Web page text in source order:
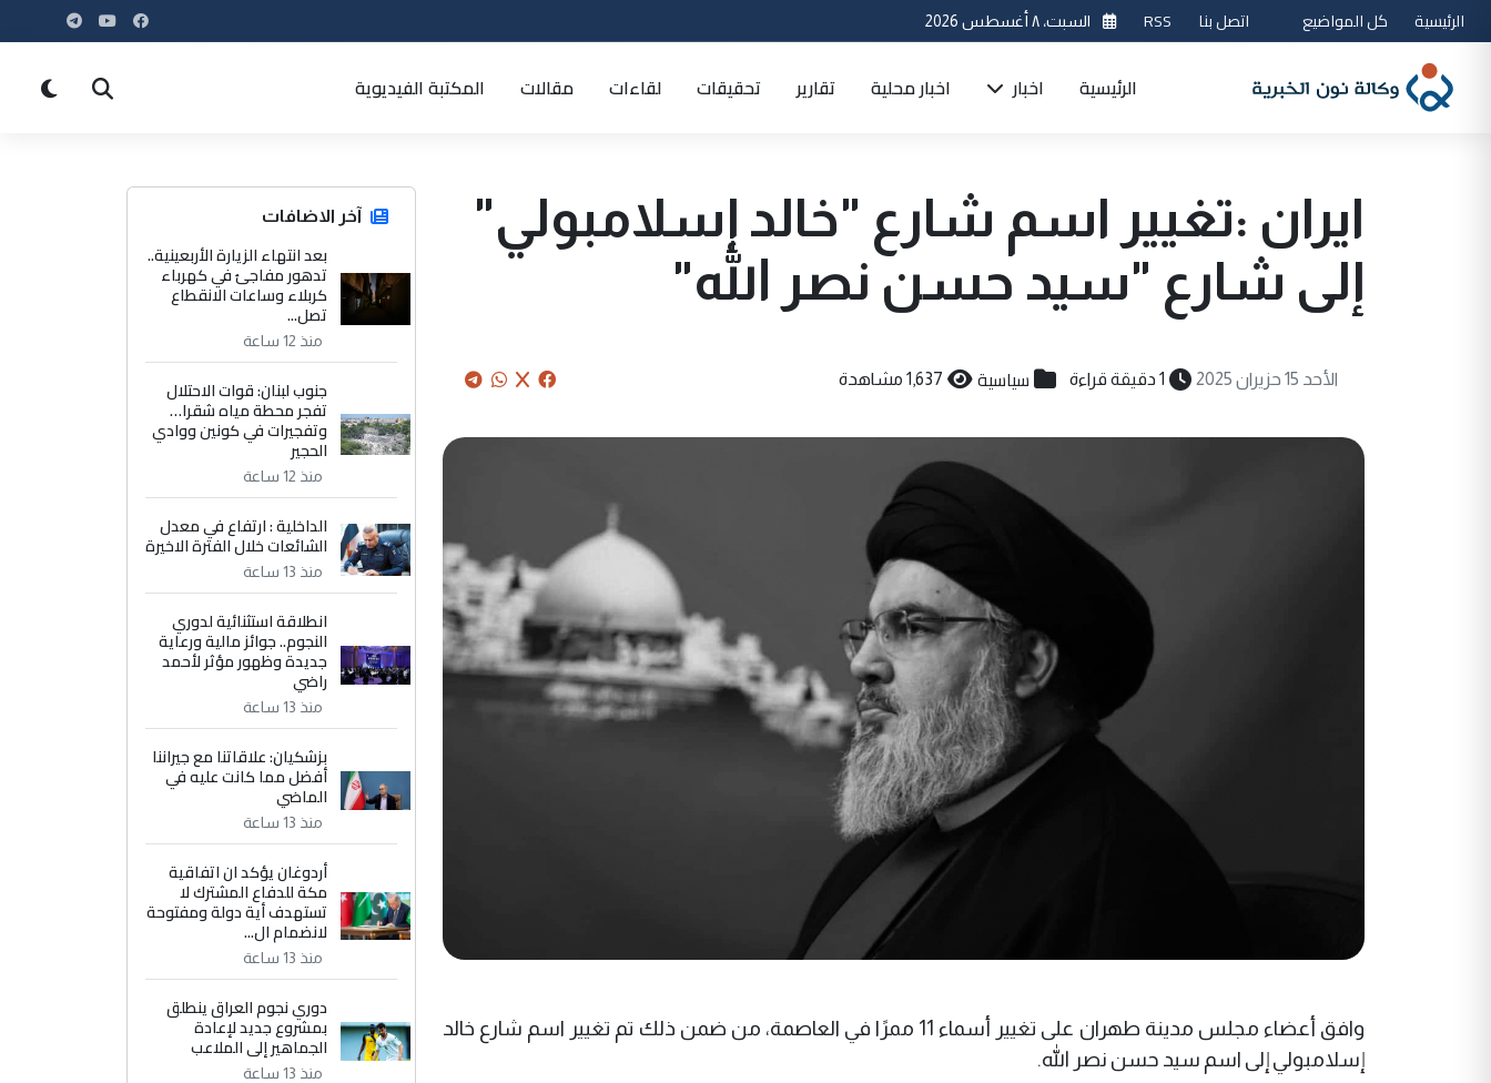
الرئيسية كل المواضيع اتصل بنا RSS السبت، ٨ أغسطس 2026
الرئيسية اخبار اخبار محلية تقارير تحقيقات لقاءات مقالات المكتبة الفيديوية
ايران :تغيير اسم شارع "خالد إسلامبولي"
إلى شارع "سيد حسن نصر الله"
الأحد 15 حزيران 2025 1 دقيقة قراءة سياسية 1,637 مشاهدة
وافق أعضاء مجلس مدينة طهران على تغيير أسماء 11 ممرًا في العاصمة، من ضمن ذلك تم تغيير اسم شارع خالد
إسلامبولي إلى اسم سيد حسن نصر الله.
آخر الاضافات
بعد انتهاء الزيارة الأربعينية..
تدهور مفاجئ في كهرباء
كربلاء وساعات الانقطاع
تصل...
منذ 12 ساعة
جنوب لبنان: قوات الاحتلال
تفجر محطة مياه شقرا…
وتفجيرات في كونين ووادي
الحجير
منذ 12 ساعة
الداخلية : ارتفاع في معدل
الشائعات خلال الفترة الاخيرة
منذ 13 ساعة
انطلاقة استثنائية لدوري
النجوم.. جوائز مالية ورعاية
جديدة وظهور مؤثر لأحمد
راضي
منذ 13 ساعة
بزشكيان: علاقاتنا مع جيراننا
أفضل مما كانت عليه في
الماضي
منذ 13 ساعة
أردوغان يؤكد ان اتفاقية
مكة للدفاع المشترك لا
تستهدف أية دولة ومفتوحة
لانضمام ال...
منذ 13 ساعة
دوري نجوم العراق ينطلق
بمشروع جديد لإعادة
الجماهير إلى الملاعب
منذ 13 ساعة